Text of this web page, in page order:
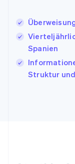
Spanien
Struktur
Kroatien
EnglishItaliano
Lettland
English
DeutschEnglish